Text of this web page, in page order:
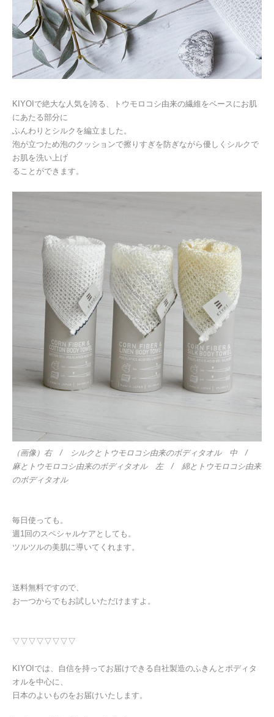
KIYOI で絶大な人気を誇る、トウモロコシ由来の繊維をベースにお肌
にあたる部分に
ふんわりとシルクを編立ました。
泡が立つため泡のクッションで擦りすぎを防ぎながら優しくシルクで
お肌を洗い上げ
ることができます。
（画像）右 / シルクとトウモロコシ由来のボディタオル 中 /
麻とトウモロコシ由来のボディタオル 左 / 綿とトウモロコシ由来
のボディタオル
毎日使っても。
週 1回のスペシャルケアとしても。
ツルツルの美肌に導いてくれます。
送料無料ですので、
お一つからでもお試しいただけますよ。
▽▽▽▽▽▽▽▽
KIYOI では、自信を持ってお届けできる自社製造のふきんとボディタ
オルを中心に、
日本のよいものをお届けいたします。